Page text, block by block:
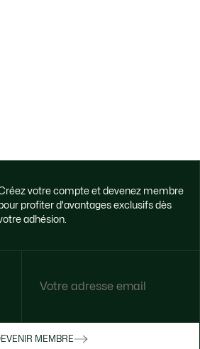
votre compte et devenez membre
profiter d'avantages exclusifs dès
adhésion.
MEMBRE
avantages exclusifs dès
ou connectez-vous pour
membres au fil de